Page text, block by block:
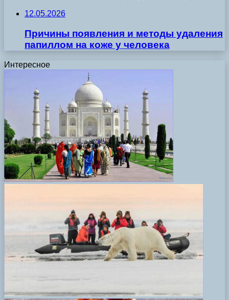
12.05.2026
Причины появления и методы удаления
папиллом на коже у человека
Интересное